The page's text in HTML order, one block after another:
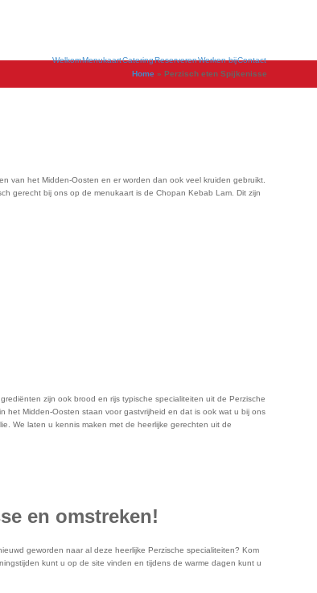
WelkomMenukaartCateringReserverenWerken bijContact
Home » Perzisch eten Spijkenisse
van het Midden-Oosten en er worden dan ook veel kruiden gebruikt.
gerecht bij ons op de menukaart is de Chopan Kebab Lam. Dit zijn
zijn ook brood en rijs typische specialiteiten uit de Perzische
het Midden-Oosten staan voor gastvrijheid en dat is ook wat u bij ons
We laten u kennis maken met de heerlijke gerechten uit de
en omstreken!
geworden naar al deze heerlijke Perzische specialiteiten? Kom
kunt u op de site vinden en tijdens de warme dagen kunt u